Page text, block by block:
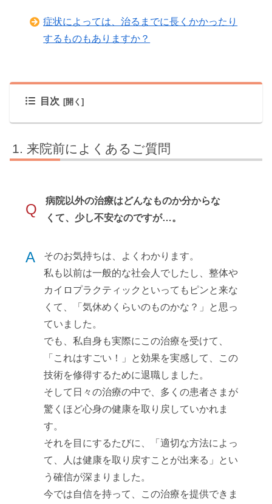
症状によっては、治るまでに長くかかったり
するものもありますか？
目次
来院前によくあるご質問
Q
病院以外の治療はどんなものか分からな
くて、少し不安なのですが…。
A
そのお気持ちは、よくわかります。
私も以前は一般的な社会人でしたし、整体や
カイロプラクティックといってもピンと来な
くて、「気休めくらいのものかな？」と思っ
ていました。
でも、私自身も実際にこの治療を受けて、
「これはすごい！」と効果を実感して、この
技術を修得するために退職しました。
そして日々の治療の中で、多くの患者さまが
驚くほど心身の健康を取り戻していかれま
す。
それを目にするたびに、「適切な方法によっ
て、人は健康を取り戻すことが出来る」とい
う確信が深まりました。
今では自信を持って、この治療を提供できま